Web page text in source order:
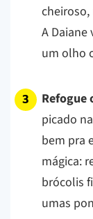
cheiroso,
A
um olho
Refogue
picado
bem pra
mágica:
brócolis
umas